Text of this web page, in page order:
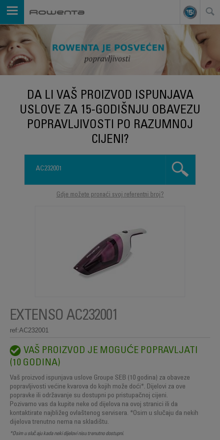
DA LI VAŠ PROIZVOD ISPUNJAVA
USLOVE ZA 15-GODIŠNJU OBAVEZU
POPRAVLJIVOSTI PO RAZUMNOJ
CIJENI?
Gdje možete pronaći svoj referentni broj?
EXTENSO AC232001
ref:AC232001
VAŠ PROIZVOD JE MOGUĆE POPRAVLJATI
(10 GODINA)
Vaš proizvod ispunjava uslove Groupe SEB (10 godina) za obaveze
popravljivosti većine kvarova do kojih može doći*. Dijelovi za ove
popravke ili održavanje su dostupni po pristupačnoj cijeni.
Pozivamo vas da kupite neke od dijelova na ovoj stranici ili da
kontaktirate najbližeg ovlaštenog servisera. *Osim u slučaju da nekih
dijelova trenutno nema na skladištu.
*Osim u slučaju kada neki dijelovi nisu trenutno dostupni.